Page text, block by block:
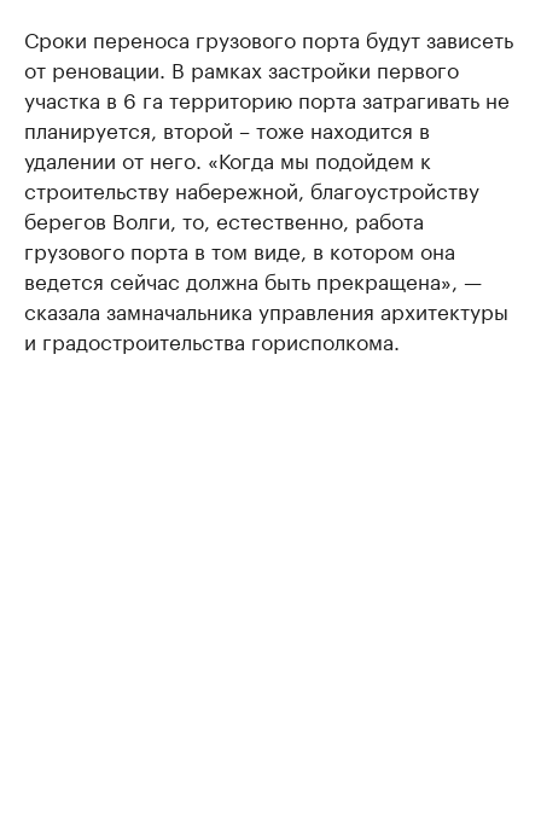
Сроки переноса грузового порта будут зависеть
от реновации. В рамках застройки первого
участка в 6 га территорию порта затрагивать не
планируется, второй – тоже находится в
удалении от него. «Когда мы подойдем к
строительству набережной, благоустройству
берегов Волги, то, естественно, работа
грузового порта в том виде, в котором она
ведется сейчас должна быть прекращена», —
сказала замначальника управления архитектуры
и градостроительства горисполкома.